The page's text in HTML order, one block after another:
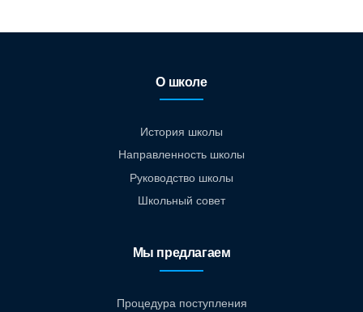
О школе
История школы
Направленность школы
Руководство школы
Школьный совет
Мы предлагаем
Процедура поступления